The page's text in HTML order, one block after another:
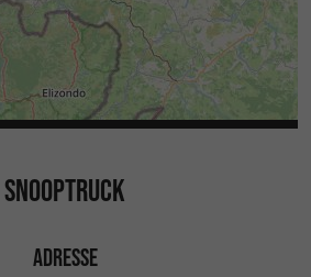
SNOOPTRUCK
ADRESSE